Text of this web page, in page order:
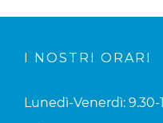
I NOSTRI ORARI
Lunedì-Venerdì: 9.30-